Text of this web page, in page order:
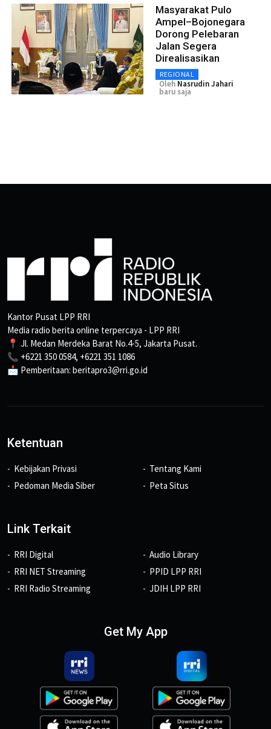
Masyarakat Pulo
Ampel–Bojonegara
Dorong Pelebaran
Jalan Segera
Direalisasikan
REGIONAL
Oleh Nasrudin Jahari
baru saja
Kantor Pusat LPP RRI
Media radio berita online terpercaya - LPP RRI
📍 Jl. Medan Merdeka Barat No.4-5, Jakarta Pusat.
📞 +6221 350 0584, +6221 351 1086
📩 Pemberitaan: beritapro3@rri.go.id
Ketentuan
Kebijakan Privasi
Pedoman Media Siber
Tentang Kami
Peta Situs
Link Terkait
RRI Digital
RRI NET Streaming
RRI Radio Streaming
Audio Library
PPID LPP RRI
JDIH LPP RRI
Get My App